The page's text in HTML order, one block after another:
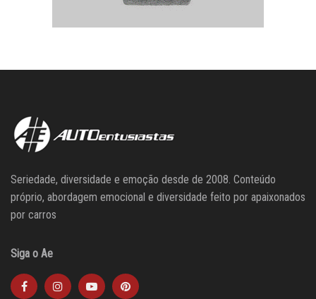
Seriedade, diversidade e emoção desde de 2008. Conteúdo
próprio, abordagem emocional e diversidade feito por apaixonados
por carros
Siga o Ae